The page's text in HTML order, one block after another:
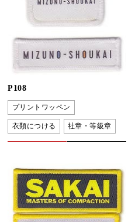
P108
プリントワッペン
衣類につける 社章・等級章